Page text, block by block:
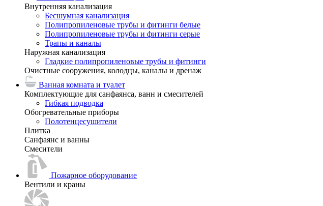
Внутренняя канализация
Бесшумная канализация
Полипропиленовые трубы и фитинги белые
Полипропиленовые трубы и фитинги серые
Трапы и каналы
Наружная канализация
Гладкие полипропиленовые трубы и фитинги
Очистные сооружения, колодцы, каналы и дренаж
Ванная комната и туалет
Комплектующие для санфаянса, ванн и смесителей
Гибкая подводка
Обогревательные приборы
Полотенцесушители
Плитка
Санфаянс и ванны
Смесители
Пожарное оборудование
Вентили и краны